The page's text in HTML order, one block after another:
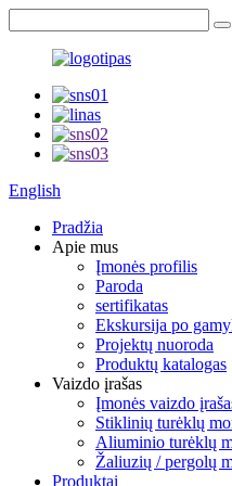
English
Pradžia
Apie mus
Įmonės profilis
Paroda
sertifikatas
Ekskursija po
Projektų nuoroda
Produktų katalogas
Vaizdo įrašas
Įmonės vaizdo
Stiklinių turėklų
Aliuminio turėklų
Žaliuzių / pergolų
Produktai